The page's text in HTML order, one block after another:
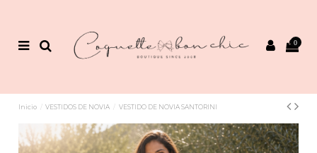
0
Inicio VESTIDOS DE NOVIA VESTIDO DE NOVIA SANTORINI